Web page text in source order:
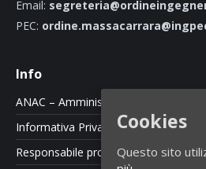
Email:
PEC:
Info
ANAC – Amministrazione Trasparente
Informativa Privacy e Cookie Policy
Responsabile protezione dati
Cookies
Questo sito